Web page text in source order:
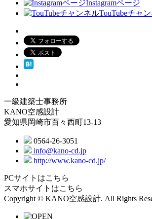
Instagramページ
TouTubeチャ
一級建築士事務所
KANO空感設計
愛知県岡崎市百々西町13-13
0564-26-3051
info@kano-cd.jp
http://www.kano-cd.jp/
PCサイトはこちら
スマホサイトはこちら
Copyright © KANO空感設計. All Rights